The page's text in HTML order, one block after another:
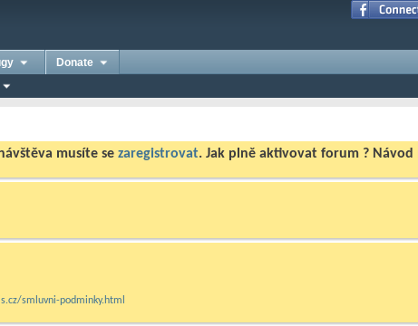
Donate
musíte se zaregistrovat. Jak plně aktivovat forum ? Návod
smluvni-podminky.html